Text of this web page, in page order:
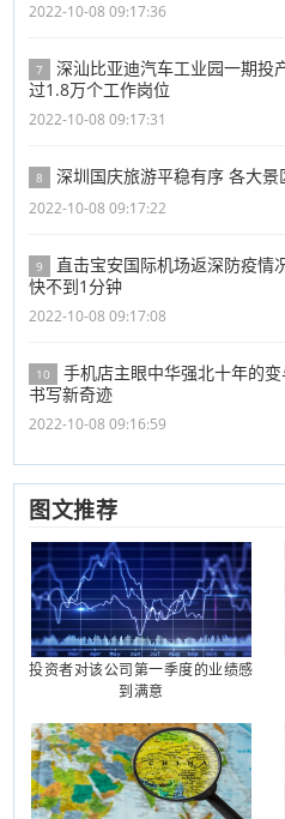
2022-10-08 09:17:36
7
深汕比亚迪汽车工业园一期投
过1.8万个工作岗位
2022-10-08 09:17:31
8 深圳国庆旅游平稳有序 各大
2022-10-08 09:17:22
9
直击宝安国际机场返深防疫情
快不到1分钟
2022-10-08 09:17:08
10
手机店主眼中华强北十年的
书写新奇迹
2022-10-08 09:16:59
图文推荐
投资者对该公司第一季度的业绩感
到满意